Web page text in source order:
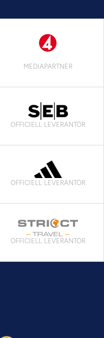
MEDIAPARTNER
OFFICIELL LEVERANTÖR
OFFICIELL LEVERANTÖR
OFFICIELL LEVERANTÖR